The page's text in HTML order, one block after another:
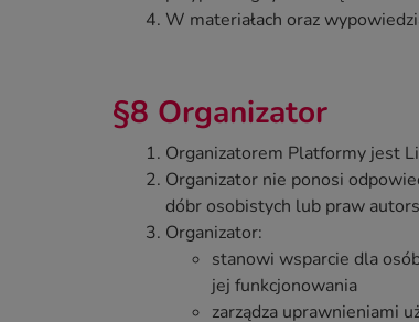
W materiałach oraz
§8 Organizator
Organizatorem Platformy jest
Organizator nie ponosi
dóbr osobistych lub praw
Organizator:
stanowi wsparcie dla
jej funkcjonowania
zarządza uprawnieniami